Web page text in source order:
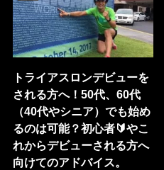
トライアスロンデビューを
される方へ！50代、60代
（40代やシニア）でも始め
るのは可能？初心者🔰やこ
れからデビューされる方へ
向けてのアドバイス。